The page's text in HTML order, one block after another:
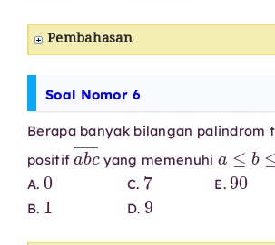
Pembahasan
Soal Nomor 6
Berapa banyak bilangan palindrom
positif
ab c―
yang memenuhi
≤
A.
0
C.
7
E.
90
B.
1
D.
9